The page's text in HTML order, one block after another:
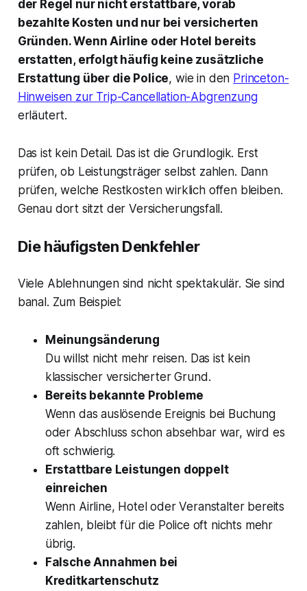
der Regel nur nicht erstattbare, vorab
bezahlte Kosten und nur bei versicherten
Gründen. Wenn Airline oder Hotel bereits
erstatten, erfolgt häufig keine zusätzliche
Erstattung über die Police, wie in den Princeton-
Hinweisen zur Trip-Cancellation-Abgrenzung
erläutert.
Das ist kein Detail. Das ist die Grundlogik. Erst
prüfen, ob Leistungsträger selbst zahlen. Dann
prüfen, welche Restkosten wirklich offen bleiben.
Genau dort sitzt der Versicherungsfall.
Die häufigsten Denkfehler
Viele Ablehnungen sind nicht spektakulär. Sie sind
banal. Zum Beispiel:
Meinungsänderung
Du willst nicht mehr reisen. Das ist kein
klassischer versicherter Grund.
Bereits bekannte Probleme
Wenn das auslösende Ereignis bei Buchung
oder Abschluss schon absehbar war, wird es
oft schwierig.
Erstattbare Leistungen doppelt
einreichen
Wenn Airline, Hotel oder Veranstalter bereits
zahlen, bleibt für die Police oft nichts mehr
übrig.
Falsche Annahmen bei
Kreditkartenschutz